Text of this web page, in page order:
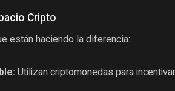
Cripto
están haciendo la diferencia:
Utilizan criptomonedas para